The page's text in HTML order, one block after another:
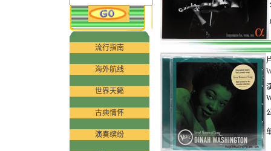
流行指南
海外航线
世界天籁
古典情怀
演奏缤纷